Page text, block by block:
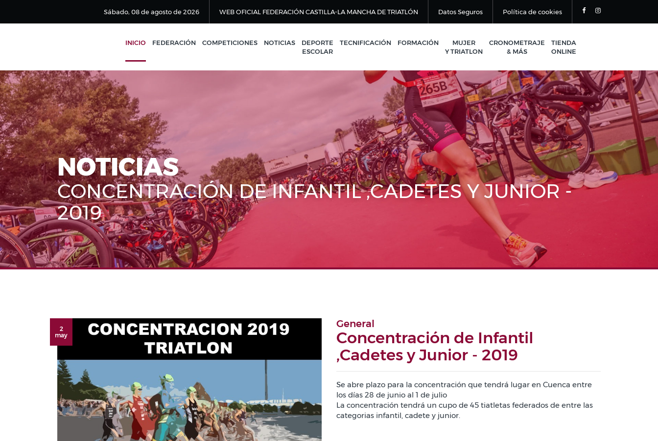
Sábado, 08 de agosto de 2026 WEB OFICIAL FEDERACIÓN CASTILLA-LA MANCHA DE TRIATLÓN Datos Seguros Política de cookies
INICIO FEDERACIÓN COMPETICIONES NOTICIAS
DEPORTE
ESCOLAR
TECNIFICACIÓN FORMACIÓN
MUJER
Y TRIATLON
CRONOMETRAJE
& MÁS
TIENDA
ONLINE
NOTICIAS
CONCENTRACIÓN DE INFANTIL ,CADETES Y JUNIOR -
2019
2
may
General
Concentración de Infantil
,Cadetes y Junior - 2019
Se abre plazo para la concentración que tendrá lugar en Cuenca entre
los días 28 de junio al 1 de julio
La concentración tendrá un cupo de 45 tiatletas federados de entre las
categorias infantil, cadete y junior.